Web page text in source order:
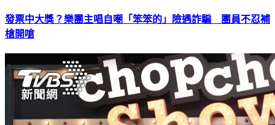
發票中大獎？樂團主唱自嘲「笨笨的」險遇詐騙 團員不忍補
槍開嗆